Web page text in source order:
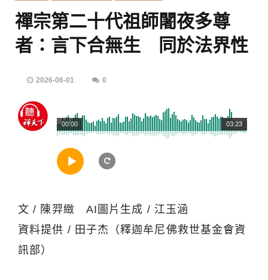
禪宗第二十代祖師闍夜多尊
者：言下合無生 同於法界性
2026-06-01 0
03:23
00:00
文 / 陳羿緻 AI圖片生成 / 江玉涵
資料提供 / 田子杰（釋迦牟尼佛救世基金會資
訊部）